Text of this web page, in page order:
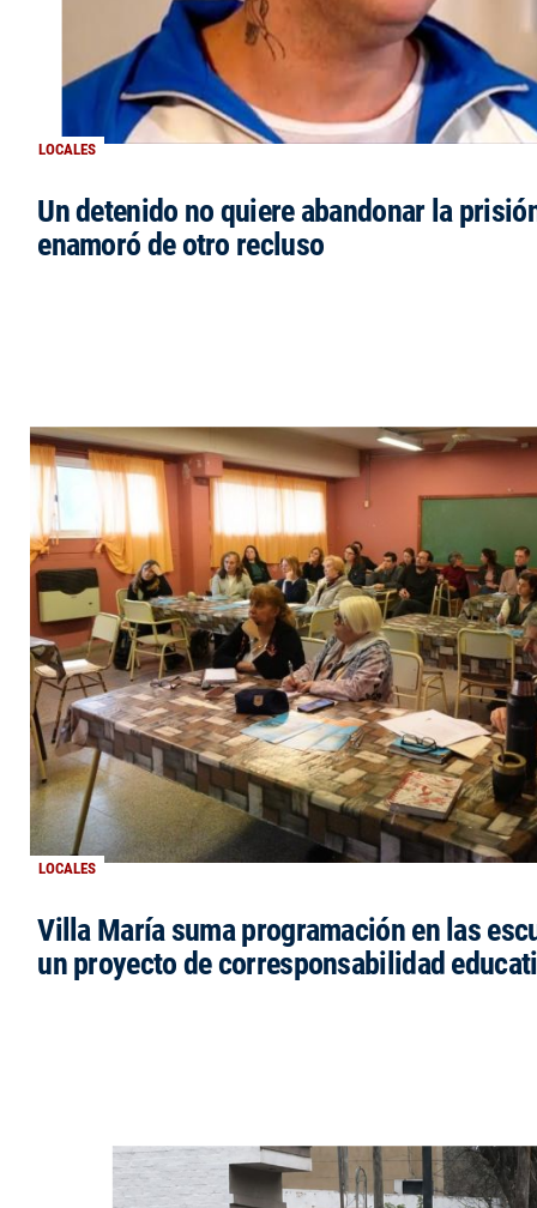
LOCALES
Un detenido no quiere abandonar la
enamoró de otro recluso
LOCALES
Villa María suma programación en las
un proyecto de corresponsabilidad